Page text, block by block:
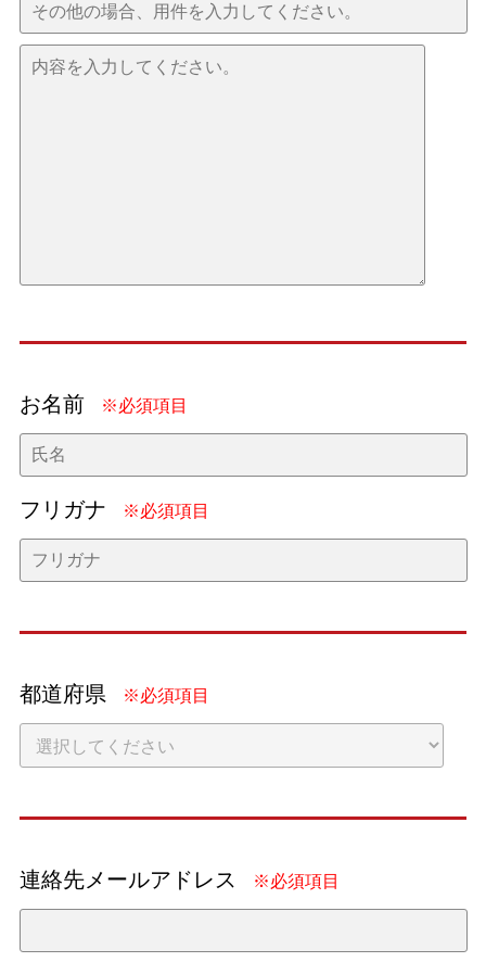
お名前 ※必須項目
フリガナ ※必須項目
都道府県 ※必須項目
連絡先メールアドレス ※必須項目